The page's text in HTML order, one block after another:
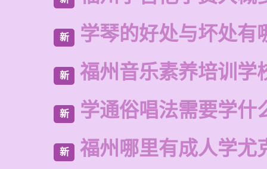
新 学琴的好处与坏处有
新 福州音乐素养培训学
新 学通俗唱法需要学什
新 福州哪里有成人学尤